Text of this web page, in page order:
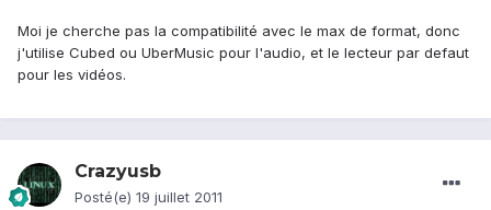
Moi je cherche pas la compatibilité avec le max de format, donc
j'utilise Cubed ou UberMusic pour l'audio, et le lecteur par defaut
pour les vidéos.
Crazyusb
Posté(e) 19 juillet 2011